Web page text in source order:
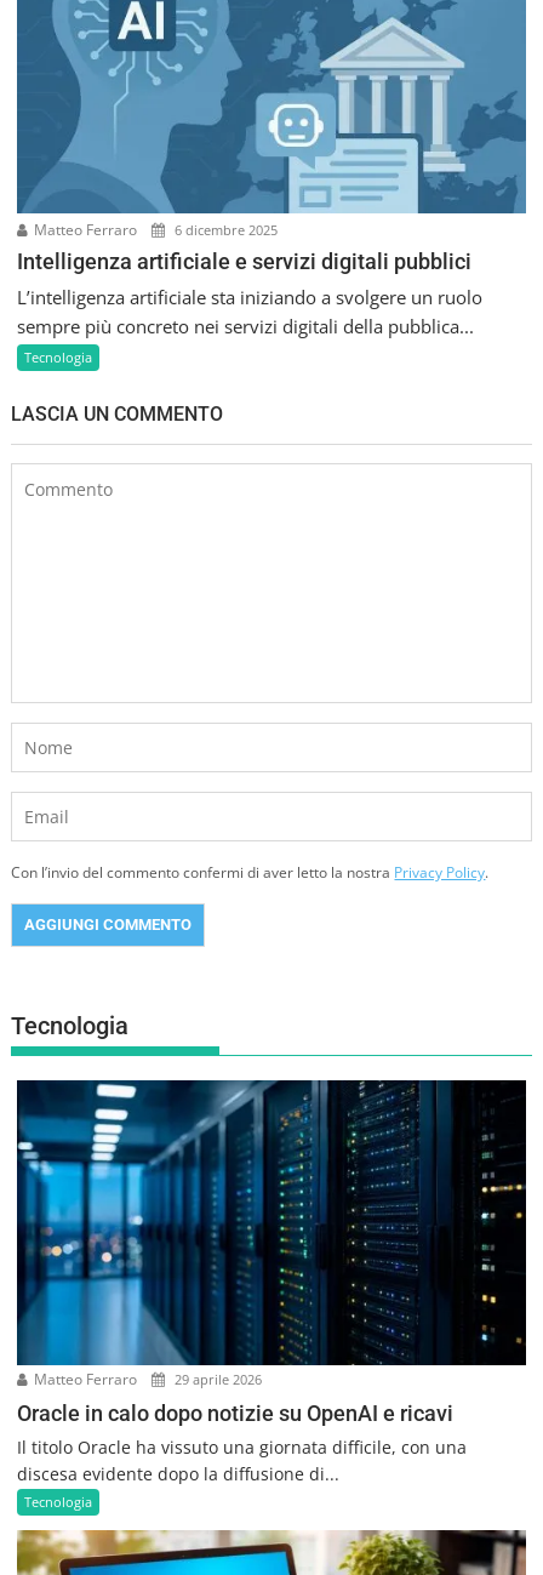
Matteo Ferraro 6 dicembre 2025
Intelligenza artificiale e servizi digitali pubblici
L’intelligenza artificiale sta iniziando a svolgere un ruolo
sempre più concreto nei servizi digitali della pubblica...
Tecnologia
LASCIA UN COMMENTO
Con l’invio del commento confermi di aver letto la nostra Privacy Policy.
Tecnologia
Matteo Ferraro 29 aprile 2026
Oracle in calo dopo notizie su OpenAI e ricavi
Il titolo Oracle ha vissuto una giornata difficile, con una
discesa evidente dopo la diffusione di...
Tecnologia